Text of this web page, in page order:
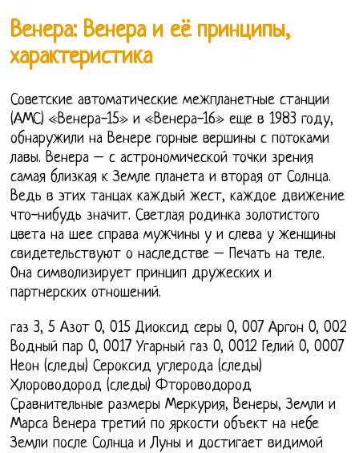
Венера: Венера и её принципы,
характеристика
Советские автоматические межпланетные станции
(АМС) «Венера-15» и «Венера-16» еще в 1983 году,
обнаружили на Венере горные вершины с потоками
лавы. Венера – с астрономической точки зрения
самая близкая к Земле планета и вторая от Солнца.
Ведь в этих танцах каждый жест, каждое движение
что-нибудь значит. Светлая родинка золотистого
цвета на шее справа мужчины у и слева у женщины
свидетельствуют о наследстве – Печать на теле.
Она символизирует принцип дружеских и
партнерских отношений.
газ 3, 5 Азот 0, 015 Диоксид серы 0, 007 Аргон 0, 002
Водный пар 0, 0017 Угарный газ 0, 0012 Гелий 0, 0007
Неон (следы) Сероксид углерода (следы)
Хлороводород (следы) Фтороводород
Сравнительные размеры Меркурия, Венеры, Земли и
Марса Венера третий по яркости объект на небе
Земли после Солнца и Луны и достигает видимой